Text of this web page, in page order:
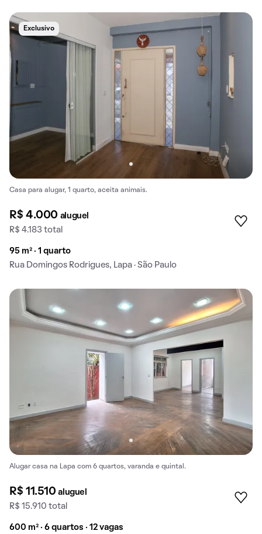
Exclusivo
Casa para alugar, 1 quarto, aceita animais.
R$ 4.000 aluguel
R$ 4.183 total
95 m² · 1 quarto
Rua Domingos Rodrigues, Lapa · São Paulo
Alugar casa na Lapa com 6 quartos, varanda e quintal.
R$ 11.510aluguel
R$ 15.910 total
600 m² · 6 quartos · 12 vagas